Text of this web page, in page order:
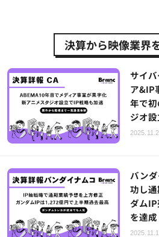
決算から映像業界
サイ
ア&IP
年で
ジオ
バン
功し
ダム
を達成